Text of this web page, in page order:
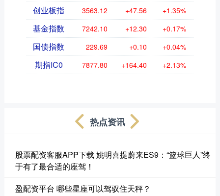
创业板指 3563.12 +47.56 +1.35%
基金指数 7242.10 +12.30 +0.17%
国债指数 229.69 +0.10 +0.04%
期指IC0 7877.80 +164.40 +2.13%
热点资讯
股票配资客服APP下载 姚明喜提蔚来ES9：“篮球巨人”终
于有了最合适的座驾！
盈配资平台 哪些星座可以驾驭住天秤？